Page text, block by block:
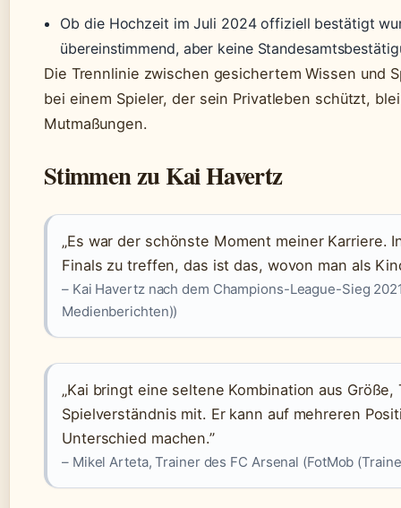
Ob die Hochzeit im Juli 2024 offiziell bestätigt
übereinstimmend, aber keine
Die Trennlinie zwischen gesichertem Wissen und
bei einem Spieler, der sein Privatleben schützt,
Mutmaßungen.
Stimmen zu Kai Havertz
„Es war der schönste Moment meiner Karriere.
Finals zu treffen, das ist das, wovon man als
– Kai Havertz nach dem Champions-League-Sieg
Medienberichten))
„Kai bringt eine seltene Kombination aus Größe,
Spielverständnis mit. Er kann auf mehreren
Unterschied machen.”
– Mikel Arteta, Trainer des FC Arsenal (FotMob